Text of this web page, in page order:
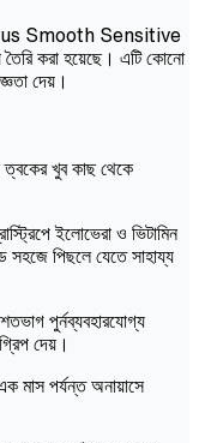
Smooth Sensitive
তৈরি করা হয়েছে। এটি কোনো
দেয়।
খুব কাছ থেকে
ইলোভেরা ও ভিটামিন
সহজে পিছলে যেতে সাহায্য
পুর্নব্যবহারযোগ্য
দেয়।
মাস পর্যন্ত অনায়াসে